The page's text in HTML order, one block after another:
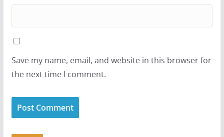
Save my name, email, and website in this browser for
the next time I comment.